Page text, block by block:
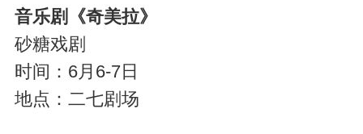
音乐剧《奇美拉》
砂糖戏剧
时间：6月6-7日
地点：二七剧场